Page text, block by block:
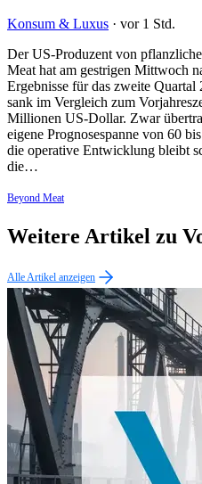
Konsum & Luxus · vor 1 Std.
Der US-Produzent von
Meat hat am gestrigen Mittwoch
Ergebnisse für das zweite
sank im Vergleich zum
Millionen US-Dollar. Zwar
eigene Prognosespanne von 60
die operative Entwicklung bleibt
die…
Beyond Meat
Weitere Artikel zu
Alle Artikel anzeigen